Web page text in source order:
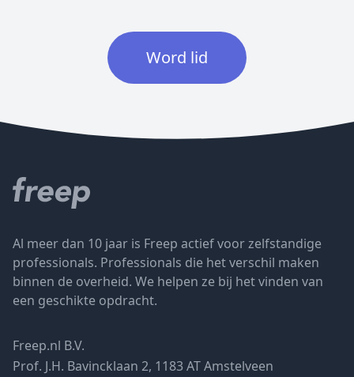
Word lid
Al meer dan 10 jaar is Freep actief voor zelfstandige
professionals. Professionals die het verschil maken
binnen de overheid. We helpen ze bij het vinden van
een geschikte opdracht.
Freep.nl B.V.
Prof. J.H. Bavincklaan 2, 1183 AT Amstelveen